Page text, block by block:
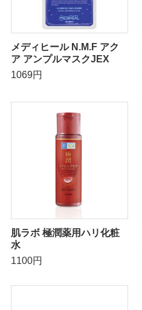
メディヒール N.M.F アク
ア アンプルマスクJEX
1069円
肌ラボ 極潤薬用ハリ化粧
水
1100円